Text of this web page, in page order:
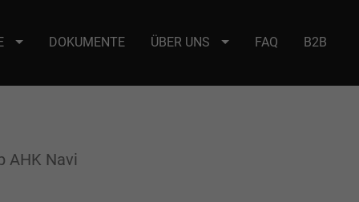
DOKUMENTE ÜBER UNS FAQ B2B
AHK Navi